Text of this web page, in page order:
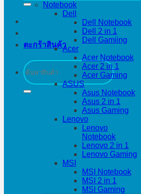
ตะกร้าสินค้า
ค้นหา:
Notebook
Dell
Dell Notebook
Dell 2 in 1
Dell Gamiing
Acer
Acer Notebook
Acer 2 in 1
Acer Gaming
ASUS
Asus Notebook
Asus 2 in 1
Asus Gaming
Lenovo
Lenovo
Notebook
Lenovo 2 in 1
Lenovo Gaming
MSI
MSI Notebook
MSI 2 in 1
MSI Gaming